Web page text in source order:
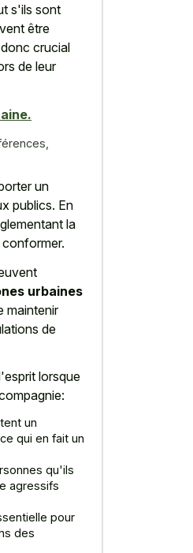
s'ils sont
être
crucial
de leur
un
publics. En
la
urbaines
maintenir
de
lorsque
un
qui en fait un
qu'ils
agressifs
pour
des